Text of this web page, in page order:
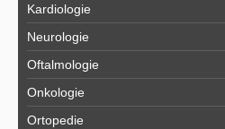
Kardiologie
Neurologie
Oftalmologie
Onkologie
Ortopedie